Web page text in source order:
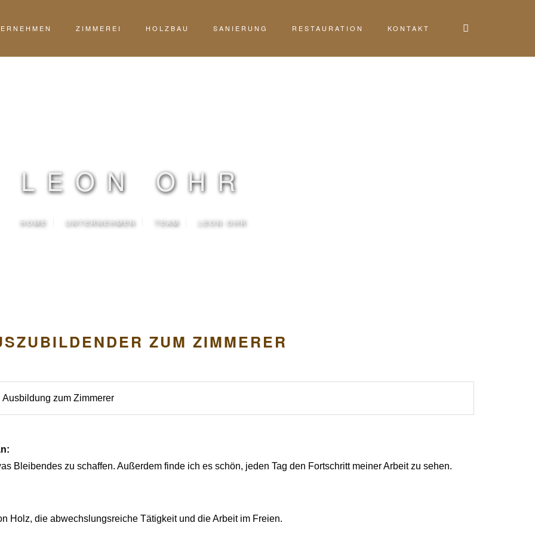
ZIMMEREI HOLZBAU SANIERUNG RESTAURATION KONTAKT
LEON OHR
HOME UNTERNEHMEN TEAM LEON OHR
ZUM ZIMMERER
Ausbildung zum Zimmerer
Bleibendes zu schaffen. Außerdem finde ich es schön, jeden Tag den Fortschritt meiner Arbeit zu sehen.
Holz, die abwechslungsreiche Tätigkeit und die Arbeit im Freien.